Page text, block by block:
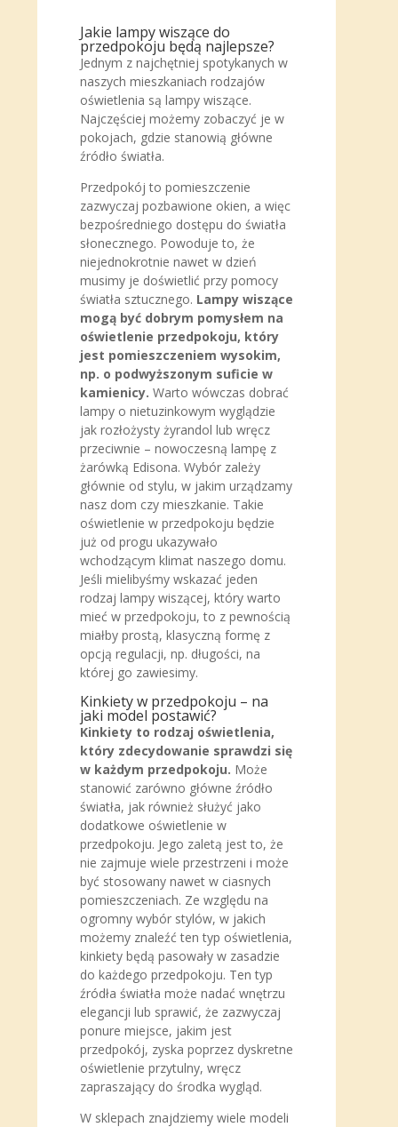
Jakie lampy wiszące do
przedpokoju będą najlepsze?
Jednym z najchętniej spotykanych w
naszych mieszkaniach rodzajów
oświetlenia są lampy wiszące.
Najczęściej możemy zobaczyć je w
pokojach, gdzie stanowią główne
źródło światła.
Przedpokój to pomieszczenie
zazwyczaj pozbawione okien, a więc
bezpośredniego dostępu do światła
słonecznego. Powoduje to, że
niejednokrotnie nawet w dzień
musimy je doświetlić przy pomocy
światła sztucznego. Lampy wiszące
mogą być dobrym pomysłem na
oświetlenie przedpokoju, który
jest pomieszczeniem wysokim,
np. o podwyższonym suficie w
kamienicy. Warto wówczas dobrać
lampy o nietuzinkowym wyglądzie
jak rozłożysty żyrandol lub wręcz
przeciwnie – nowoczesną lampę z
żarówką Edisona. Wybór zależy
głównie od stylu, w jakim urządzamy
nasz dom czy mieszkanie. Takie
oświetlenie w przedpokoju będzie
już od progu ukazywało
wchodzącym klimat naszego domu.
Jeśli mielibyśmy wskazać jeden
rodzaj lampy wiszącej, który warto
mieć w przedpokoju, to z pewnością
miałby prostą, klasyczną formę z
opcją regulacji, np. długości, na
której go zawiesimy.
Kinkiety w przedpokoju – na
jaki model postawić?
Kinkiety to rodzaj oświetlenia,
który zdecydowanie sprawdzi się
w każdym przedpokoju. Może
stanowić zarówno główne źródło
światła, jak również służyć jako
dodatkowe oświetlenie w
przedpokoju. Jego zaletą jest to, że
nie zajmuje wiele przestrzeni i może
być stosowany nawet w ciasnych
pomieszczeniach. Ze względu na
ogromny wybór stylów, w jakich
możemy znaleźć ten typ oświetlenia,
kinkiety będą pasowały w zasadzie
do każdego przedpokoju. Ten typ
źródła światła może nadać wnętrzu
elegancji lub sprawić, że zazwyczaj
ponure miejsce, jakim jest
przedpokój, zyska poprzez dyskretne
oświetlenie przytulny, wręcz
zapraszający do środka wygląd.
W sklepach znajdziemy wiele modeli